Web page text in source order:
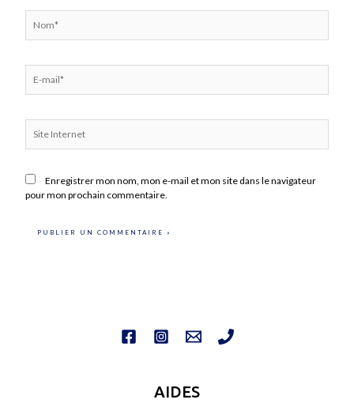
mail*
Internet
Enregistrer mon nom, mon e-mail et mon site dans le navigateur
pour mon prochain commentaire.
AIDES